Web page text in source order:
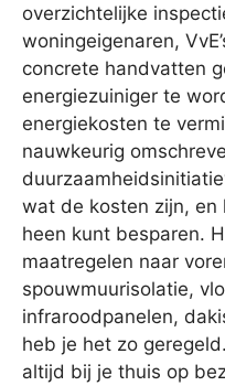
overzichtelijke
woningeigenaren,
concrete handvatten
energiezuiniger te
energiekosten te
nauwkeurig
wat de kosten zijn, en
heen kunt besparen.
maatregelen naar
spouwmuurisolatie,
infraroodpanelen,
heb je het zo
altijd bij je thuis op